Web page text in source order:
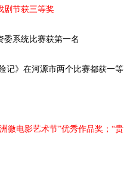
剧节获三等奖
委系统比赛获第一名
记》在河源市两个比赛都获一等
微电影艺术节”优秀作品奖；“贵